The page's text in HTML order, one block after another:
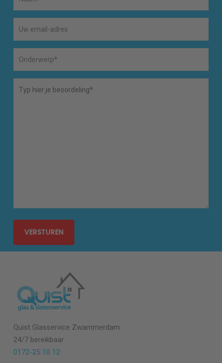
Quist Glasservice Zwammerdam
24/7 bereikbaar
0172-25 10 12